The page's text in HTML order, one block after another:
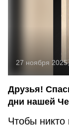
27 ноября
Друзья!
дни нашей
Чтобы никто